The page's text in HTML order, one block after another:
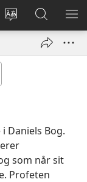
Vælg
Log
på
Søg
på
JW.ORG
VIS
Daniels Bog.
som når sit
Profeten